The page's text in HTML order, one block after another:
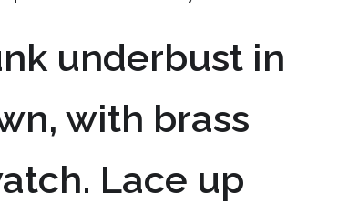
underbust in
with brass
Lace up